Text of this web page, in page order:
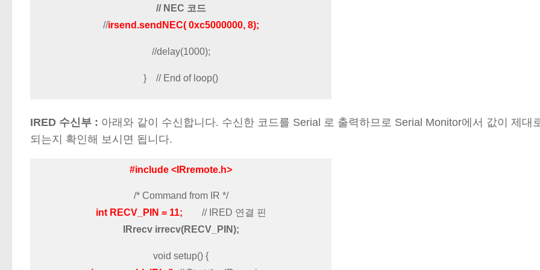
// NEC 코드
//irsend.sendNEC( 0xc5000000, 8);
//delay(1000);
} // End of loop()
IRED 수신부 : 아래와 같이 수신합니다. 수신한 코드를 Serial 로 출력하므로 Serial Monitor에서 값이 제대
되는지 확인해 보시면 됩니다.
#include <IRremote.h>
/* Command from IR */
int RECV_PIN = 11; // IRED 연결 핀
IRrecv irrecv(RECV_PIN);
void setup() {